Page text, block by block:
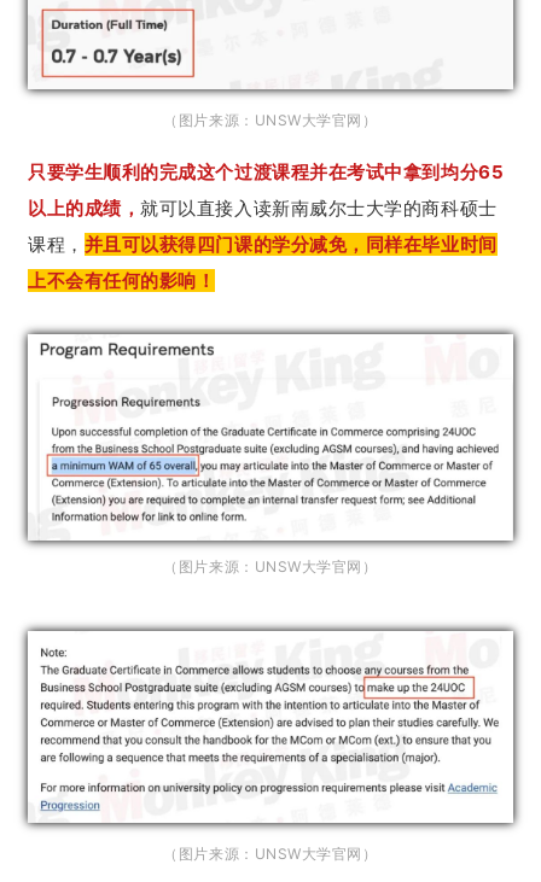
（图片来源：UNSW大学官网）
只要学生顺利的完成这个过渡课程并在考试中拿到均分65
以上的成绩，就可以直接入读新南威尔士大学的商科硕士
课程， 并且可以获得四门课的学分减免，同样在毕业时间
上不会有任何的影响！
（图片来源：UNSW大学官网）
（图片来源：UNSW大学官网）